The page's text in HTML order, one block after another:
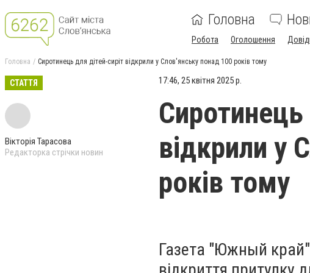
Головна
Робота Оголошення
Головна Сиротинець для дітей-сиріт відкрили у Слов'янську понад 100 років тому
СТАТТЯ
Вікторія Тарасова
Редакторка стрічки новин
17:46, 25 квітня 2025 р.
Сиротинець
відкрили у
років тому
Газета "Южный край"